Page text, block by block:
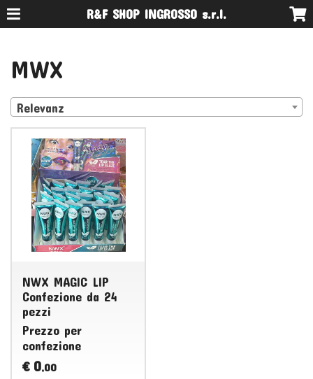
R&F SHOP INGROSSO s.r.l.
MWX
Relevanz
NWX MAGIC LIP
Confezione da 24
pezzi
Prezzo per
confezione
€ 0,00